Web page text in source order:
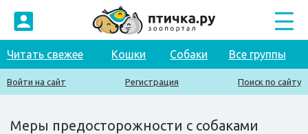
Читать свежее Кошки Собаки Все группы
Войти на сайт Регистрация Поиск по сайту
Меры предосторожности с собаками